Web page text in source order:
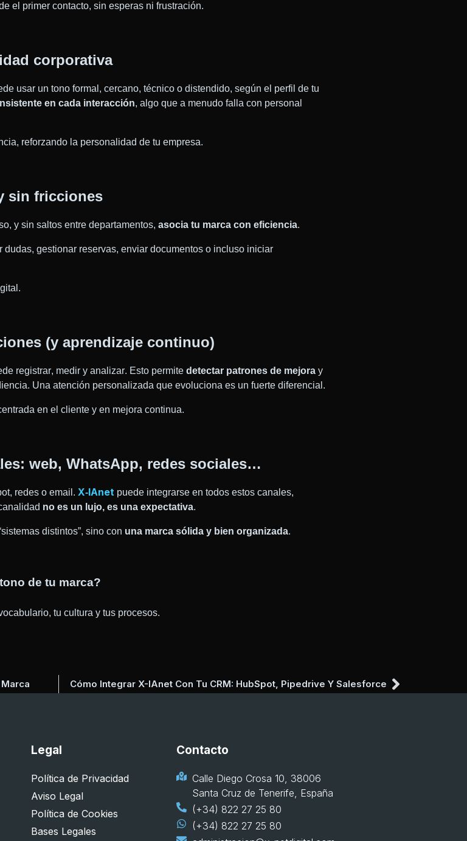
el primer contacto, sin esperas ni frustración.
corporativa
usar un tono formal, cercano, técnico o distendido, según el perfil de tu
en cada interacción, algo que a menudo falla con personal
reforzando la personalidad de tu empresa.
sin fricciones
y sin saltos entre departamentos, asocia tu marca con eficiencia.
gestionar reservas, enviar documentos o incluso iniciar
(y aprendizaje continuo)
registrar, medir y analizar. Esto permite detectar patrones de mejora y
Una atención personalizada que evoluciona es un fuerte diferencial.
en el cliente y en mejora continua.
web, WhatsApp, redes sociales…
, redes o email. X‑IAnet puede integrarse en todos estos canales,
no es un lujo, es una expectativa.
distintos”, sino con una marca sólida y bien organizada.
de tu marca?
tu cultura y tus procesos.
Cómo Integrar X-IAnet Con Tu CRM: HubSpot, Pipedrive Y Salesforce
Legal
Política de Privacidad
Aviso Legal
Política de Cookies
Bases Legales
Contacto
Calle Diego Crosa 10, 38006
Santa Cruz de Tenerife, España
(+34) 822 27 25 80
(+34) 822 27 25 80